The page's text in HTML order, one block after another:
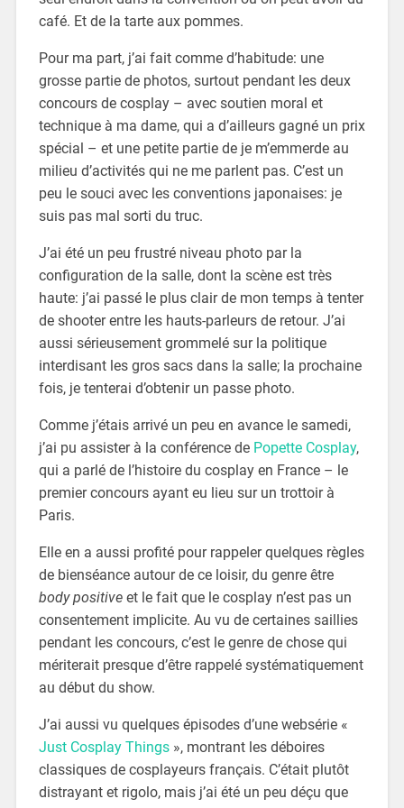
café. Et de la tarte aux pommes.
Pour ma part, j’ai fait comme d’habitude: une
grosse partie de photos, surtout pendant les deux
concours de cosplay – avec soutien moral et
technique à ma dame, qui a d’ailleurs gagné un prix
spécial – et une petite partie de je m’emmerde au
milieu d’activités qui ne me parlent pas. C’est un
peu le souci avec les conventions japonaises: je
suis pas mal sorti du truc.
J’ai été un peu frustré niveau photo par la
configuration de la salle, dont la scène est très
haute: j’ai passé le plus clair de mon temps à tenter
de shooter entre les hauts-parleurs de retour. J’ai
aussi sérieusement grommelé sur la politique
interdisant les gros sacs dans la salle; la prochaine
fois, je tenterai d’obtenir un passe photo.
Comme j’étais arrivé un peu en avance le samedi,
j’ai pu assister à la conférence de Popette Cosplay,
qui a parlé de l’histoire du cosplay en France – le
premier concours ayant eu lieu sur un trottoir à
Paris.
Elle en a aussi profité pour rappeler quelques règles
de bienséance autour de ce loisir, du genre être
body positiveet le fait que le cosplay n’est pas un
consentement implicite. Au vu de certaines saillies
pendant les concours, c’est le genre de chose qui
mériterait presque d’être rappelé systématiquement
au début du show.
J’ai aussi vu quelques épisodes d’une websérie «
Just Cosplay Things», montrant les déboires
classiques de cosplayeurs français. C’était plutôt
distrayant et rigolo, mais j’ai été un peu déçu que